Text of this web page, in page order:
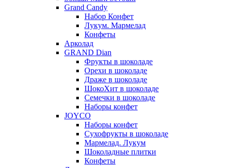
Grand Candy
Набор Конфет
Лукум. Мармелад
Конфеты
Арколад
GRAND Dian
Фрукты в шоколаде
Орехи в шоколаде
Драже в шоколаде
ШокоХит в шоколаде
Семечки в шоколаде
Наборы конфет
JOYCO
Наборы конфет
Сухофрукты в шоколаде
Мармелад. Лукум
Шоколадные плитки
Конфеты